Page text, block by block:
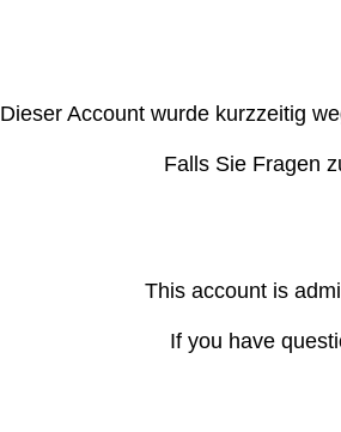
Dieser Account wurde kurzzeitig
Falls Sie Fragen
This account is
If you have